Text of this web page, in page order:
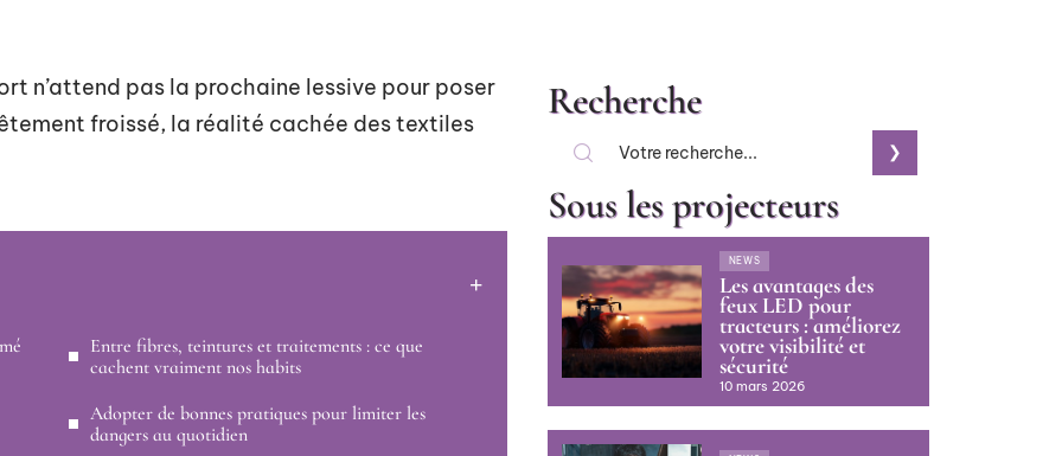
n’attend pas la prochaine lessive pour poser
froissé, la réalité cachée des textiles
Entre fibres, teintures et traitements : ce que
cachent vraiment nos habits
Adopter de bonnes pratiques pour limiter les
dangers au quotidien
Recherche
Sous les projecteurs
NEWS
Les avantages des
feux LED pour
tracteurs : améliorez
votre visibilité et
sécurité
10 mars 2026